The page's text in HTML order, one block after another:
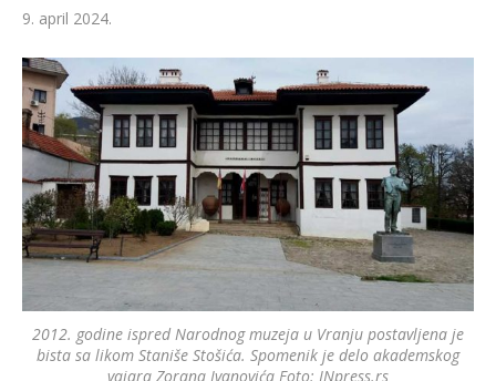
9. april 2024.
2012. godine ispred Narodnog muzeja u Vranju postavljena je
bista sa likom Staniše Stošića. Spomenik je delo akademskog
vajara Zorana Ivanovića Foto: INpress.rs